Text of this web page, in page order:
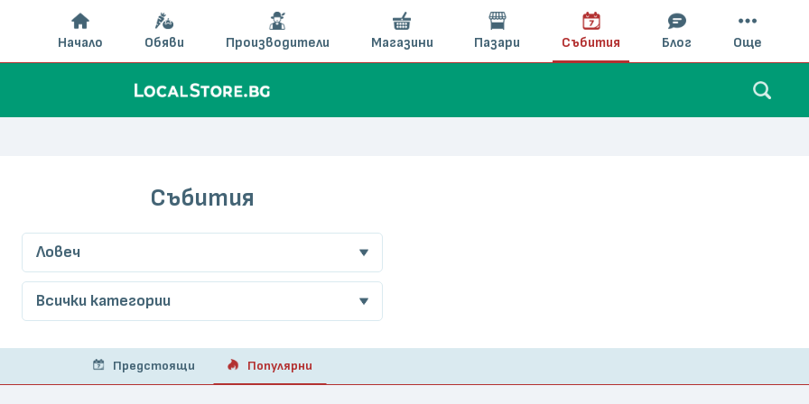
Събития
Ловеч
Всички категории
Предстоящи Популярни
Начало Обяви Производители Магазини Пазари Събития Блог Още